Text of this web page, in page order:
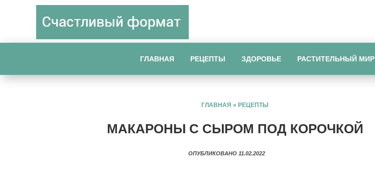
ГЛАВНАЯ РЕЦЕПТЫ ЗДОРОВЬЕ РАСТИТЕЛЬНЫЙ МИР
ГЛАВНАЯ » РЕЦЕПТЫ
МАКАРОНЫ С СЫРОМ ПОД КОРОЧКОЙ
ОПУБЛИКОВАНО 11.02.2022